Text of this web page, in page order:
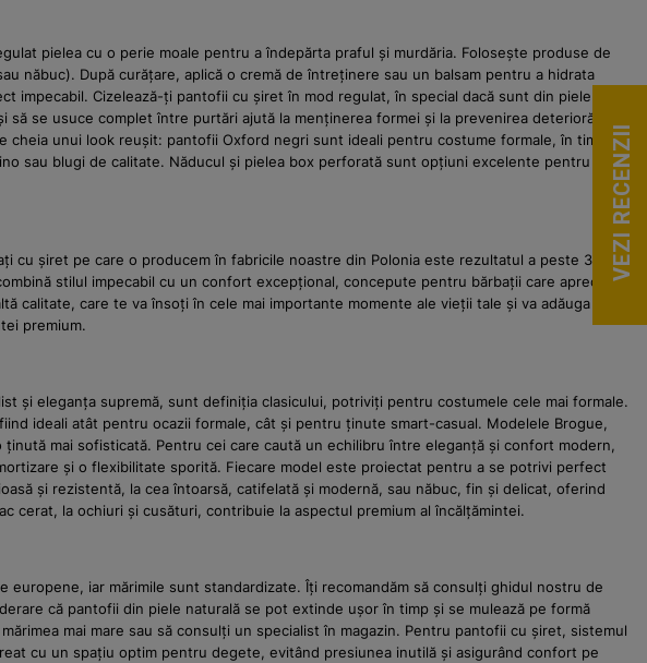
pielea cu o perie moale pentru a îndepărta praful și murdăria. Folosește produse de
năbuc). După curățare, aplică o cremă de întreținere sau un balsam pentru a hidrata
impecabil. Cizelează-ți pantofii cu șiret în mod regulat, în special dacă sunt din piele
se usuce complet între purtări ajută la menținerea formei și la prevenirea deteriorării
unui look reușit: pantofii Oxford negri sunt ideali pentru costume formale, în timp ce
sau blugi de calitate. Năducul și pielea box perforată sunt opțiuni excelente pentru un stil
cu șiret pe care o producem în fabricile noastre din Polonia este rezultatul a peste 30 de
stilul impecabil cu un confort excepțional, concepute pentru bărbații care apreciază
care te va însoți în cele mai importante momente ale vieții tale și va adăuga o
premium.
și eleganța supremă, sunt definiția clasicului, potriviți pentru costumele cele mai formale.
ideali atât pentru ocazii formale, cât și pentru ținute smart-casual. Modelele Brogue,
mai sofisticată. Pentru cei care caută un echilibru între eleganță și confort modern,
și o flexibilitate sporită. Fiecare model este proiectat pentru a se potrivi perfect
și rezistentă, la cea întoarsă, catifelată și modernă, sau năbuc, fin și delicat, oferind
cerat, la ochiuri și cusături, contribuie la aspectul premium al încălțămintei.
iar mărimile sunt standardizate. Îți recomandăm să consulți ghidul nostru de
că pantofii din piele naturală se pot extinde ușor în timp și se mulează pe formă
mai mare sau să consulți un specialist în magazin. Pentru pantofii cu șiret, sistemul
cu un spațiu optim pentru degete, evitând presiunea inutilă și asigurând confort pe
VEZI RECENZII